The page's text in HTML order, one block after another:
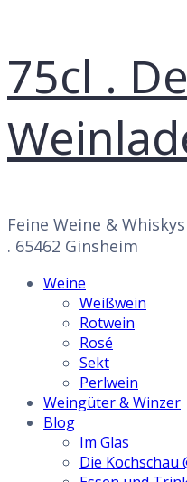
75cl .
Feine Weine &
. 65462 Ginsheim
Weine
Weißwein
Rotwein
Rosé
Sekt
Perlwein
Weingüter & Winzer
Blog
Im Glas
Die Kochschau